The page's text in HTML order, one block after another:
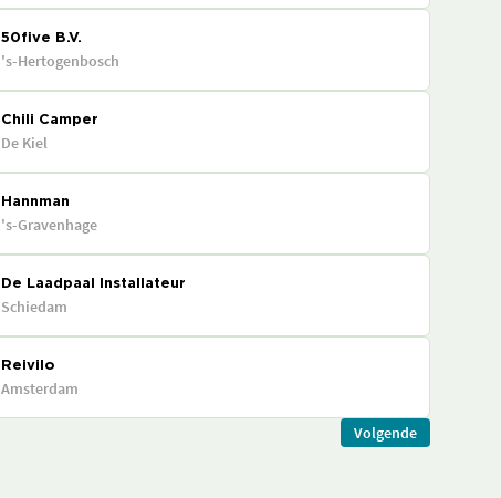
50five B.V.
's-Hertogenbosch
Chili Camper
De Kiel
Hannman
's-Gravenhage
De Laadpaal Installateur
Schiedam
Reivilo
Amsterdam
Volgende